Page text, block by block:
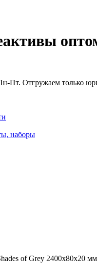
Пт. Отгружаем только
наборы
of Grey 2400х80х20 мм